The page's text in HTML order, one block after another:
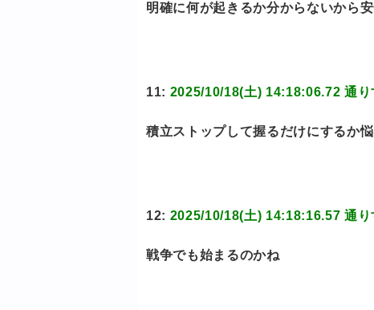
明確に何が起きるか分からないから
11: 2025/10/18(土) 14:18:06.72 通り
積立ストップして握るだけにするか
12: 2025/10/18(土) 14:18:16.57 通り
戦争でも始まるのかね